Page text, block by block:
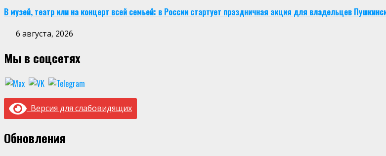
В музей, театр или на концерт всей семьей: в России стартует праздничная акция для владельцев
6 августа, 2026
Мы в соцсетях
Версия для слабовидящих
Обновления